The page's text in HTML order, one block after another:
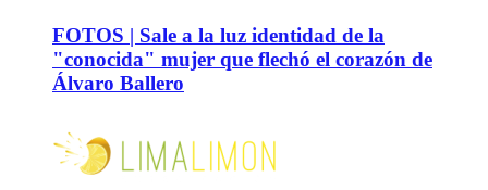
FOTOS | Sale a la luz identidad de la
"conocida" mujer que flechó el corazón de
Álvaro Ballero